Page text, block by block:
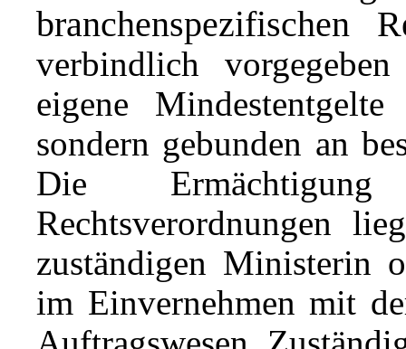
branchenspezifischen
verbindlich
eigene
sondern gebunden an
Die
Rechtsverordnungen
zuständigen Ministerin
im Einvernehmen mit